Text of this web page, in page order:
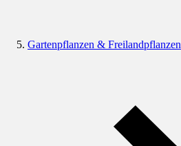
Gartenpflanzen & Freilandpflanzen